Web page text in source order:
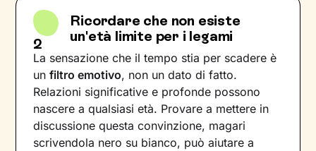
2
Ricordare che non esiste
un'età limite per i legami
La sensazione che il tempo stia per scadere è
unfiltro emotivo, non un dato di fatto.
Relazioni significative e profonde possono
nascere a qualsiasi età. Provare a mettere in
discussione questa convinzione, magari
scrivendola nero su bianco, può aiutare a